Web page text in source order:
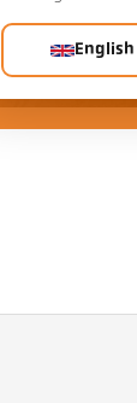
English